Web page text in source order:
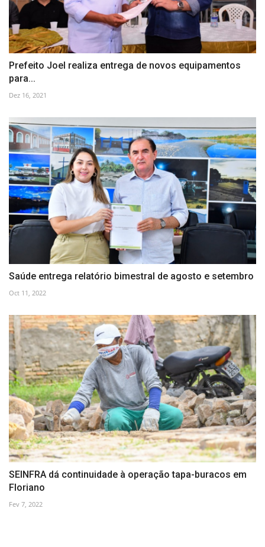
Prefeito Joel realiza entrega de novos equipamentos
para...
Dez 16, 2021
Saúde entrega relatório bimestral de agosto e setembro
Oct 11, 2022
SEINFRA dá continuidade à operação tapa-buracos em
Floriano
Fev 7, 2022